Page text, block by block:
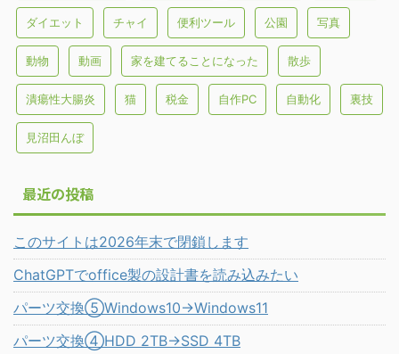
ダイエット チャイ 便利ツール 公園 写真
動物 動画 家を建てることになった 散歩
潰瘍性大腸炎 猫 税金 自作PC 自動化 裏技
見沼田んぼ
最近の投稿
このサイトは2026年末で閉鎖します
ChatGPTでoffice製の設計書を読み込みたい
パーツ交換⑤Windows10→Windows11
パーツ交換④HDD 2TB→SSD 4TB